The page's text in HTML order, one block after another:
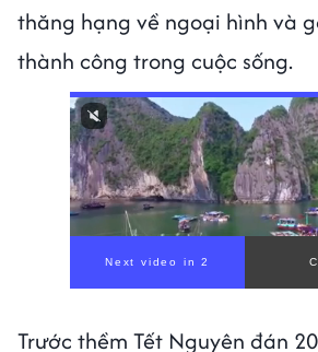
thăng hạng về ngoại hình và
thành công trong cuộc sống.
Trước thềm Tết Nguyên đán